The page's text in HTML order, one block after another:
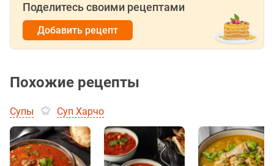
Поделитесь своими рецептами
Добавить рецепт
Похожие рецепты
Супы Суп Харчо